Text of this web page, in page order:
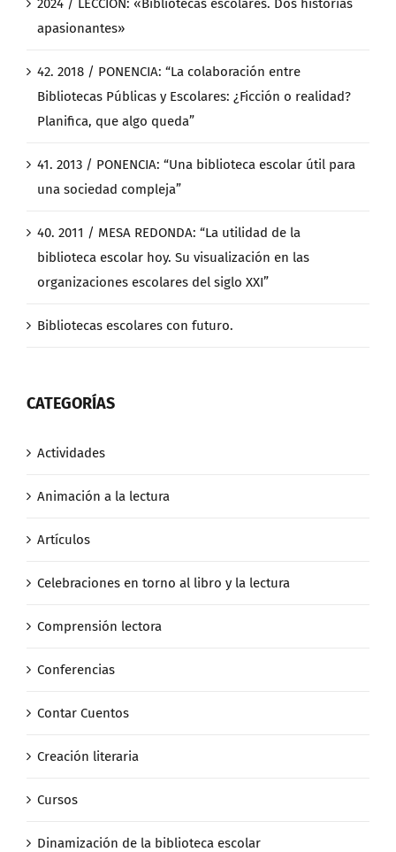
2024 / LECCIÓN: «Bibliotecas escolares. Dos historias
apasionantes»
42. 2018 / PONENCIA: “La colaboración entre
Bibliotecas Públicas y Escolares: ¿Ficción o realidad?
Planifica, que algo queda”
41. 2013 / PONENCIA: “Una biblioteca escolar útil para
una sociedad compleja”
40. 2011 / MESA REDONDA: “La utilidad de la
biblioteca escolar hoy. Su visualización en las
organizaciones escolares del siglo XXI”
Bibliotecas escolares con futuro.
CATEGORÍAS
Actividades
Animación a la lectura
Artículos
Celebraciones en torno al libro y la lectura
Comprensión lectora
Conferencias
Contar Cuentos
Creación literaria
Cursos
Dinamización de la biblioteca escolar